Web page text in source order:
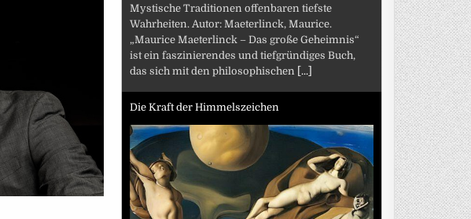
Mystische Traditionen offenbaren tiefste
Wahrheiten. Autor: Maeterlinck, Maurice.
„Maurice Maeterlinck – Das große Geheimnis“
ist ein faszinierendes und tiefgründiges Buch,
das sich mit den philosophischen [...]
Die Kraft der Himmelszeichen